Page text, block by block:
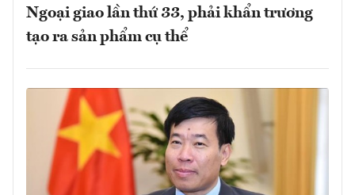
Ngoại giao lần thứ 33, phải khẩn trương
tạo ra sản phẩm cụ thể